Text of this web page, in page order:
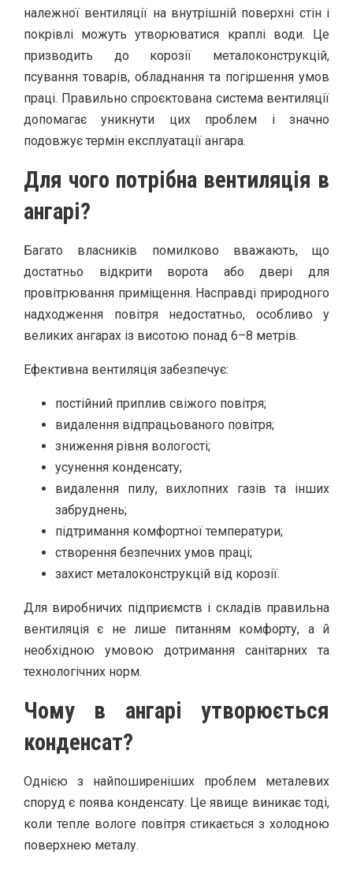
належної вентиляції на внутрішній поверхні стін і
покрівлі можуть утворюватися краплі води. Це
призводить до корозії металоконструкцій,
псування товарів, обладнання та погіршення умов
праці. Правильно спроєктована система вентиляції
допомагає уникнути цих проблем і значно
подовжує термін експлуатації ангара.
Для чого потрібна вентиляція в
ангарі?
Багато власників помилково вважають, що
достатньо відкрити ворота або двері для
провітрювання приміщення. Насправді природного
надходження повітря недостатньо, особливо у
великих ангарах із висотою понад 6–8 метрів.
Ефективна вентиляція забезпечує:
постійний приплив свіжого повітря;
видалення відпрацьованого повітря;
зниження рівня вологості;
усунення конденсату;
видалення пилу, вихлопних газів та інших
забруднень;
підтримання комфортної температури;
створення безпечних умов праці;
захист металоконструкцій від корозії.
Для виробничих підприємств і складів правильна
вентиляція є не лише питанням комфорту, а й
необхідною умовою дотримання санітарних та
технологічних норм.
Чому в ангарі утворюється
конденсат?
Однією з найпоширеніших проблем металевих
споруд є поява конденсату. Це явище виникає тоді,
коли тепле вологе повітря стикається з холодною
поверхнею металу.